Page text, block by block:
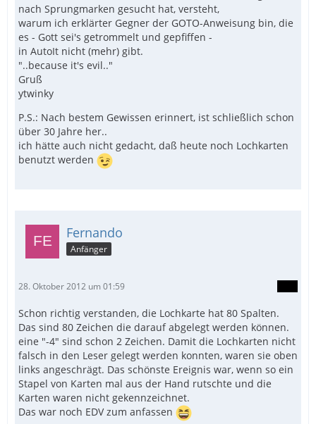
nach Sprungmarken gesucht hat, versteht,
warum ich erklärter Gegner der GOTO-Anweisung bin, die
es - Gott sei's getrommelt und gepfiffen -
in AutoIt nicht (mehr) gibt.
"..because it's evil.."
Gruß
ytwinky
P.S.: Nach bestem Gewissen erinnert, ist schließlich schon
über 30 Jahre her..
ich hätte auch nicht gedacht, daß heute noch Lochkarten
benutzt werden
Fernando
Anfänger
28. Oktober 2012 um 01:59
Schon richtig verstanden, die Lochkarte hat 80 Spalten.
Das sind 80 Zeichen die darauf abgelegt werden können.
eine "-4" sind schon 2 Zeichen. Damit die Lochkarten nicht
falsch in den Leser gelegt werden konnten, waren sie oben
links angeschrägt. Das schönste Ereignis war, wenn so ein
Stapel von Karten mal aus der Hand rutschte und die
Karten waren nicht gekennzeichnet.
Das war noch EDV zum anfassen